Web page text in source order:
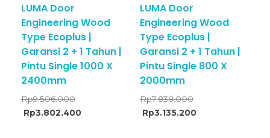
LUMA Door
Engineering Wood
Type Ecoplus |
Garansi 2 + 1 Tahun |
Pintu Single 1000 X
2400mm
Rp9.506.000
Rp3.802.400
LUMA Door
Engineering Wood
Type Ecoplus |
Garansi 2 + 1 Tahun |
Pintu Single 800 X
2000mm
Rp7.838.000
Rp3.135.200